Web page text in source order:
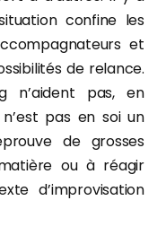
confine les
et
de relance.
n’aident pas, en
pas en soi un
de grosses
ou à réagir
d’improvisation